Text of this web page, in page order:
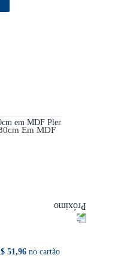
Em MDF
51,96 no cartão